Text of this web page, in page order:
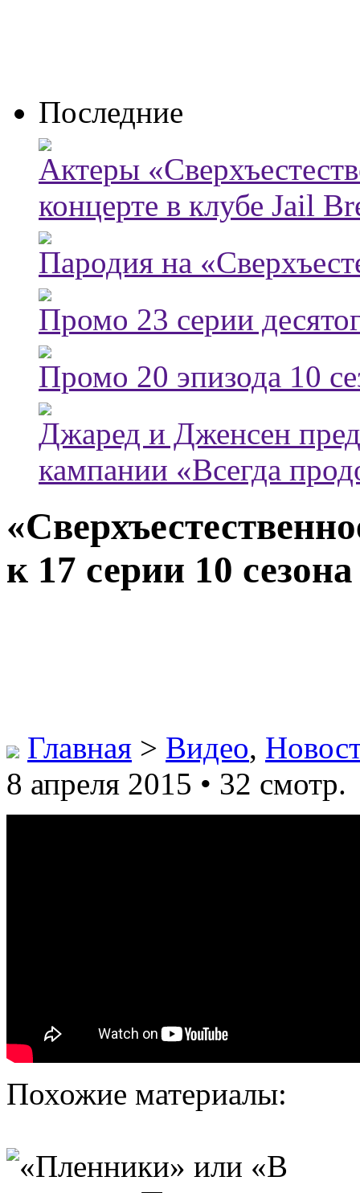
Последние
Актеры
концерте в клубе Jail
Пародия на
Промо 23 серии
Промо 20 эпизода 10
Джаред и Дженсен
кампании «Всегда
к 17 серии 10 сезона
Главная > Видео,
8 апреля 2015 • 32 смотр.
Похожие материалы: